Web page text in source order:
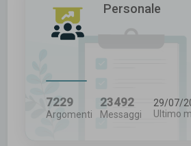
Personale
7229
Argomenti
23492
Messaggi
29/07/
Ultimo